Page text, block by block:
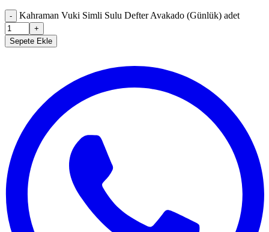
- Kahraman Vuki Simli Sulu Defter Avakado (Günlük) adet
+
Sepete Ekle